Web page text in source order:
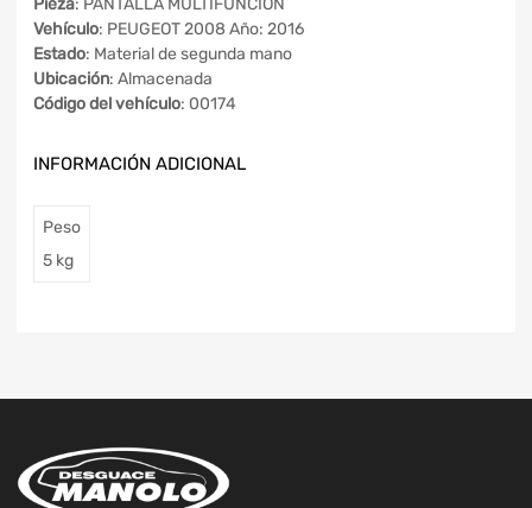
Pieza: PANTALLA MULTIFUNCION
Vehículo: PEUGEOT 2008 Año: 2016
Estado: Material de segunda mano
Ubicación: Almacenada
Código del vehículo: 00174
INFORMACIÓN ADICIONAL
Peso
5 kg